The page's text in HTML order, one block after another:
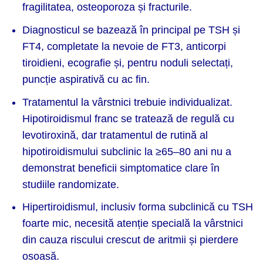
fragilitatea, osteoporoza și fracturile.
Diagnosticul se bazează în principal pe TSH și
FT4, completate la nevoie de FT3, anticorpi
tiroidieni, ecografie și, pentru noduli selectați,
puncție aspirativă cu ac fin.
Tratamentul la vârstnici trebuie individualizat.
Hipotiroidismul franc se tratează de regulă cu
levotiroxină, dar tratamentul de rutină al
hipotiroidismului subclinic la ≥65–80 ani nu a
demonstrat beneficii simptomatice clare în
studiile randomizate.
Hipertiroidismul, inclusiv forma subclinică cu TSH
foarte mic, necesită atenție specială la vârstnici
din cauza riscului crescut de aritmii și pierdere
osoasă.